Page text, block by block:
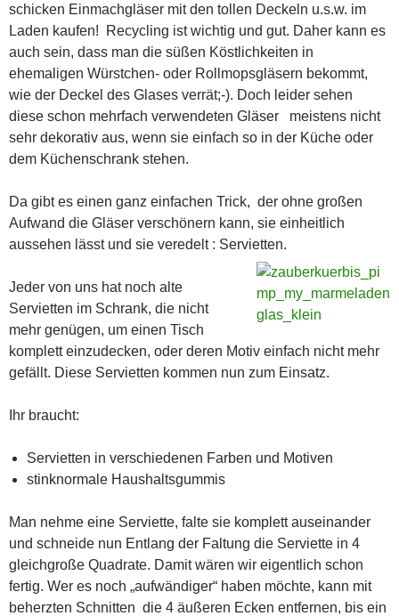
schicken Einmachgläser mit den tollen Deckeln u.s.w. im
Laden kaufen! Recycling ist wichtig und gut. Daher kann es
auch sein, dass man die süßen Köstlichkeiten in
ehemaligen Würstchen- oder Rollmopsgläsern bekommt,
wie der Deckel des Glases verrät;-). Doch leider sehen
diese schon mehrfach verwendeten Gläser meistens nicht
sehr dekorativ aus, wenn sie einfach so in der Küche oder
dem Küchenschrank stehen.
Da gibt es einen ganz einfachen Trick, der ohne großen
Aufwand die Gläser verschönern kann, sie einheitlich
aussehen lässt und sie veredelt : Servietten.
Jeder von uns hat noch alte
Servietten im Schrank, die nicht
mehr genügen, um einen Tisch
komplett einzudecken, oder deren Motiv einfach nicht mehr
gefällt. Diese Servietten kommen nun zum Einsatz.
Ihr braucht:
Servietten in verschiedenen Farben und Motiven
stinknormale Haushaltsgummis
Man nehme eine Serviette, falte sie komplett auseinander
und schneide nun Entlang der Faltung die Serviette in 4
gleichgroße Quadrate. Damit wären wir eigentlich schon
fertig. Wer es noch „aufwändiger“ haben möchte, kann mit
beherzten Schnitten die 4 äußeren Ecken entfernen, bis ein